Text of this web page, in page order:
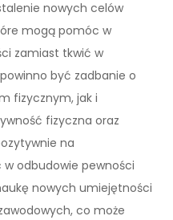
nowych celów
mogą pomóc w
zamiast tkwić w
być zadbanie o
fizycznym, jak i
fizyczna oraz
na
odbudowie pewności
nowych umiejętności
co może